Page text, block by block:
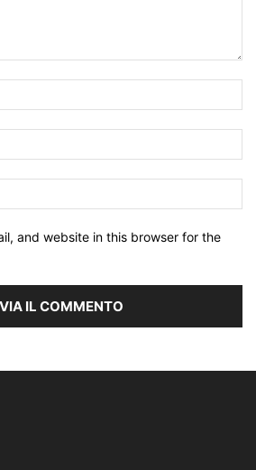
and website in this browser for the